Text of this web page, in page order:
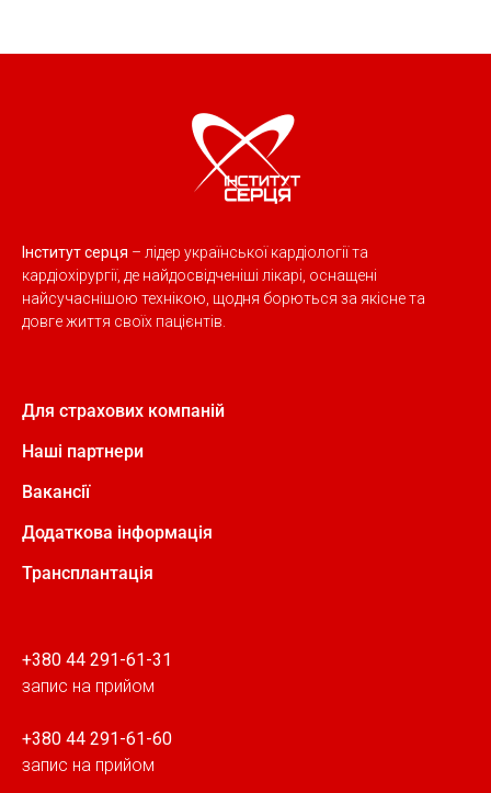
Інститут серця – лідер української кардіології та
кардіохірургії, де найдосвідченіші лікарі, оснащені
найсучаснішою технікою, щодня борються за якісне та
довге життя своїх пацієнтів.
Для страхових компаній
Наші партнери
Вакансії
Додаткова інформація
Трансплантація
+380 44 291-61-31
запис на прийом
+380 44 291-61-60
запис на прийом